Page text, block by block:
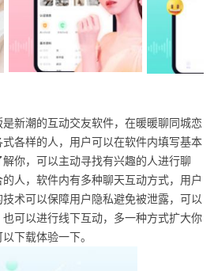
新潮的互动交友软件，在暖暖聊同城恋
式各样的人，用户可以在软件内填写基本
你，可以主动寻找有兴趣的人进行聊
人，软件内有多种聊天互动方式，用户
术可以保障用户隐私避免被泄露，可以
可以进行线下互动，多一种方式扩大你
下载体验一下。